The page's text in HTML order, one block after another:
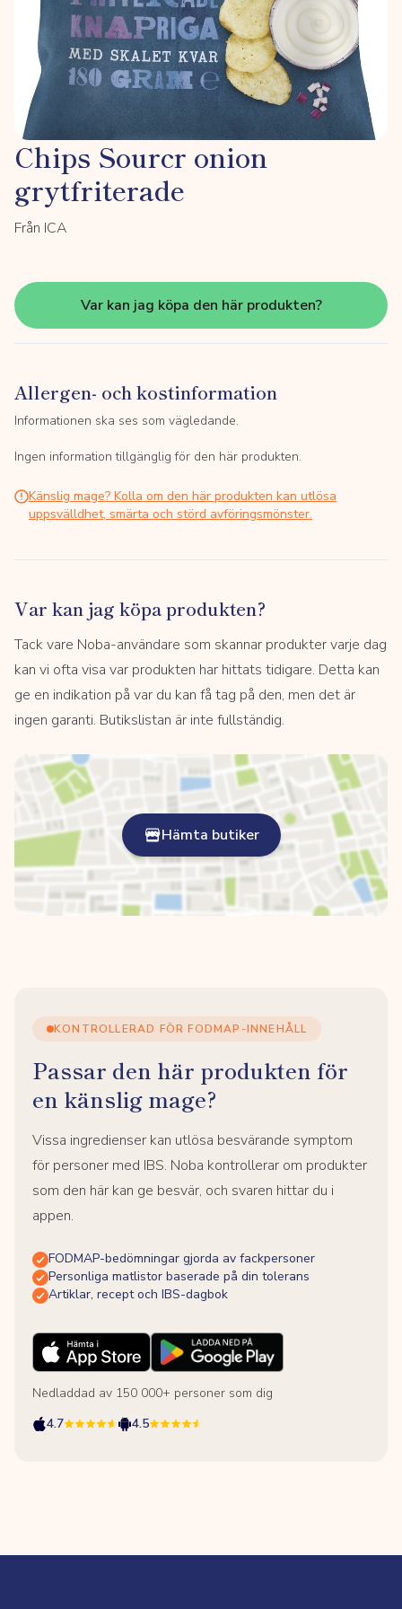
Chips Sourcr onion
grytfriterade
Från ICA
Var kan jag köpa den här produkten?
Allergen- och kostinformation
Informationen ska ses som vägledande.
Ingen information tillgänglig för den här produkten.
Känslig mage? Kolla om den här produkten kan utlösa
uppsvälldhet, smärta och störd avföringsmönster.
Var kan jag köpa produkten?
Tack vare Noba-användare som skannar produkter varje dag
kan vi ofta visa var produkten har hittats tidigare. Detta kan
ge en indikation på var du kan få tag på den, men det är
ingen garanti. Butikslistan är inte fullständig.
Hämta butiker
KONTROLLERAD FÖR FODMAP-INNEHÅLL
Passar den här produkten för
en känslig mage?
Vissa ingredienser kan utlösa besvärande symptom
för personer med IBS. Noba kontrollerar om produkter
som den här kan ge besvär, och svaren hittar du i
appen.
FODMAP-bedömningar gjorda av fackpersoner
Personliga matlistor baserade på din tolerans
Artiklar, recept och IBS-dagbok
Nedladdad av 150 000+ personer som dig
4.7
4.5